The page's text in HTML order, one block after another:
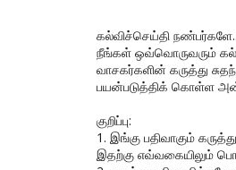
கல்விச்செய்தி நண்பர்களே..
நீங்கள் ஒவ்வொருவரும்
வாசகர்களின் கருத்து
பயன்படுத்திக் கொள்ள
குறிப்பு:
1. இங்கு பதிவாகும்
இதற்கு எவ்வகையிலும்